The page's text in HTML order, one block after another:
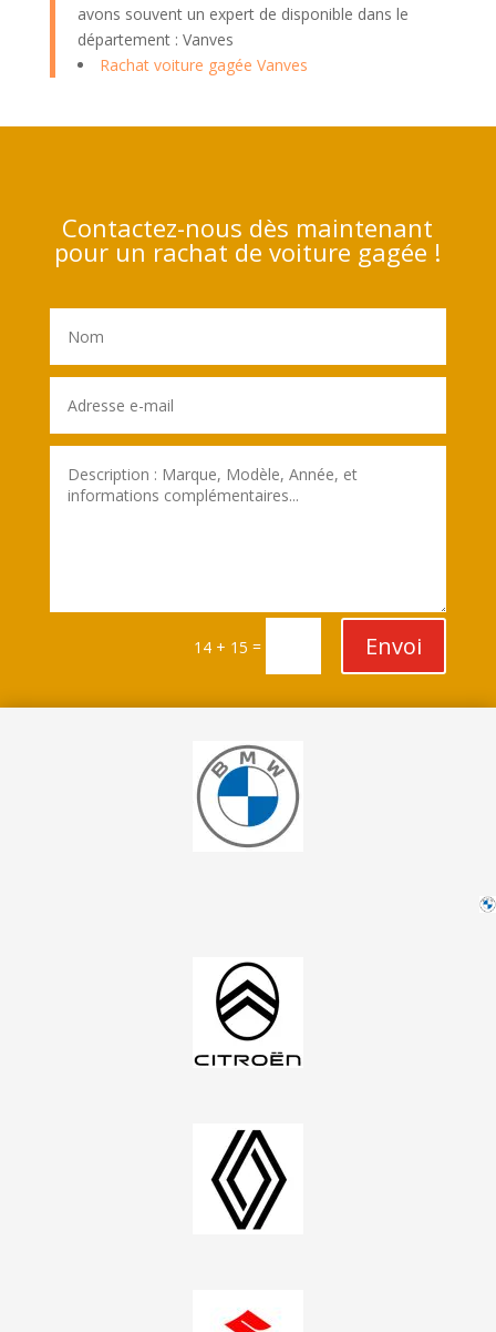
avons souvent un expert de disponible dans le
département : Vanves
Rachat voiture gagée Vanves
Contactez-nous dès maintenant
pour un rachat de voiture gagée !
14 + 15 = Envoi